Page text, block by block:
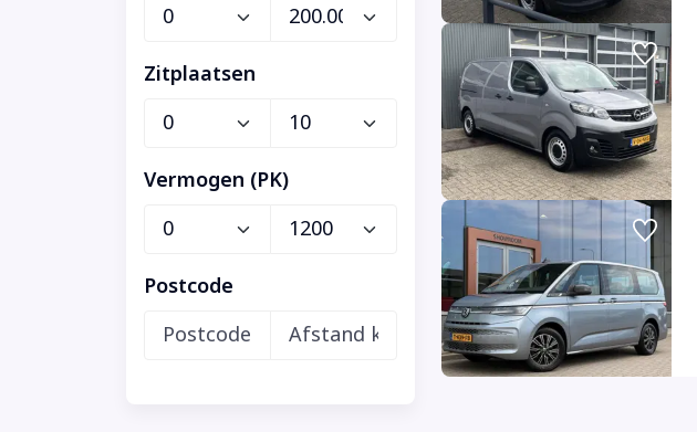
Zitplaatsen
Vermogen (PK)
Postcode